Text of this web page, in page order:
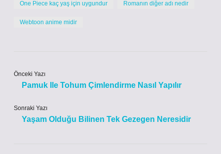
One Piece kaç yaş için uygundur Romanın diğer adı nedir
Webtoon anime midir
Önceki Yazı
Pamuk Ile Tohum Çimlendirme Nasıl Yapılır
Sonraki Yazı
Yaşam Olduğu Bilinen Tek Gezegen Neresidir